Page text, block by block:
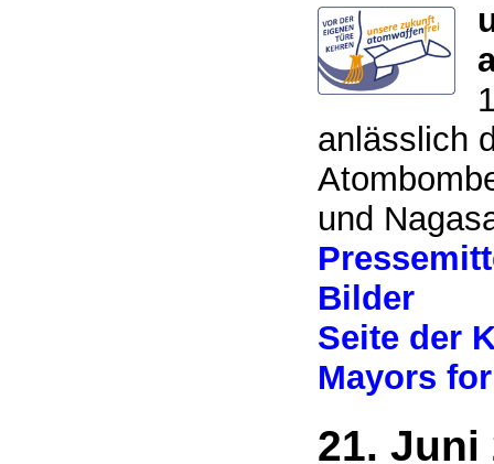
anlässlich
und
Bilder
Seite der
Mayors
21. Juni